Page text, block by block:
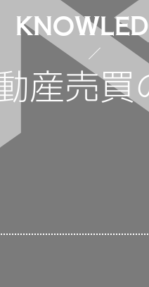
産売買